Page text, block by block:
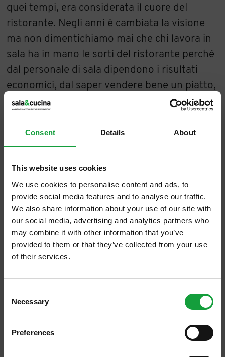
Consent Details About
This website uses cookies
We use cookies to personalise content and ads, to
provide social media features and to analyse our traffic.
We also share information about your use of our site with
our social media, advertising and analytics partners who
may combine it with other information that you’ve
provided to them or that they’ve collected from your use
of their services.
Selection
Necessary
Preferences
quei tempi, era considerata il cuore del
ristorante. Negli anni è cambiata la visione
ma non dimentichiamo mai che chi lavora in
sala ha in mano le sorti del ristorante perché
dal personale di sala dipendono i risultati
economici, dal saper vendere bene un piatto,
un menu degustazione o un vino. Nei miei
quarant’anni e più di carriera ho visto tutte le
trasformazioni intervenute nella ristorazione
e nell’ospitalità. Oggi sono a capo di una
brigata di 260 persone di cui circa 80
impegnate nella ristorazione. Quindi quasi un
terzo del nostro business riguarda questo
settore, sempre più importante anche per
l’immagine di un hotel. La ristorazione è
cresciuta tantissimo in Italia, raggiungendo
livelli importanti sul piano della promozione
della ristorazione
. Che fare, ci si chiede nel
lavorare in un ambiente di qualità, creare un
ISCRIVITI ALLA NEWSLETTER
Resta aggiornato su tutte le ultime novita nel campo